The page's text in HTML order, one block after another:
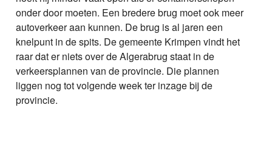
onder door moeten. Een bredere brug moet ook meer
autoverkeer aan kunnen. De brug is al jaren een
knelpunt in de spits. De gemeente Krimpen vindt het
raar dat er niets over de Algerabrug staat in de
verkeersplannen van de provincie. Die plannen
liggen nog tot volgende week ter inzage bij de
provincie.